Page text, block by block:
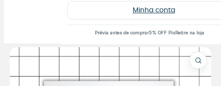
Minha conta
Prévia antes de comprar5% OFF PixRetire na loja